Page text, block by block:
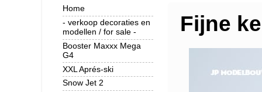
Fijne
Home
- verkoop decoraties en
modellen / for sale -
Booster Maxxx Mega
G4
XXL Aprés-ski
Snow Jet 2